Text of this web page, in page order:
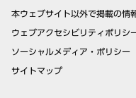
本ウェブサイト以外で掲載の情
ウェブアクセシビリティポリシ
ソーシャルメディア・ポリシー
サイトマップ